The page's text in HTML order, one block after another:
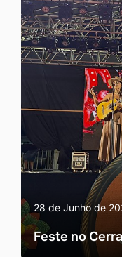
28 de Junho de
Feste no